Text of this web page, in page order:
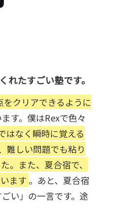
たすごい塾です。
クリアできるように
す。僕はRexで色々
はなく瞬時に覚える
難しい問題でも粘り
。また、夏合宿で、
ます 。あと、夏合宿
い」の一言です。途